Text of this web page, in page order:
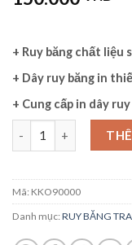
+ Ruy băng chất liệu
+ Dây ruy băng in
+ Cung cấp in dây
IN RUY BĂNG số
Mã: KKO90000
Danh mục:RUY BĂNG